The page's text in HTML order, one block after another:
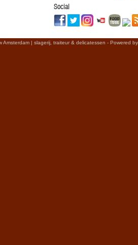
Social
Amsterdam | slagerij, traiteur & delicatessen - Powered